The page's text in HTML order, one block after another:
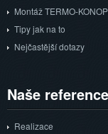
Montáž TERMO-
Tipy jak na to
Nejčastější dotazy
Naše reference
Realizace